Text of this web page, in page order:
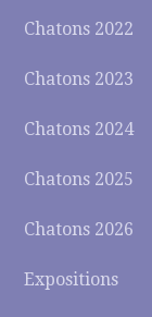
Chatons 2022
Chatons 2023
Chatons 2024
Chatons 2025
Chatons 2026
Expositions